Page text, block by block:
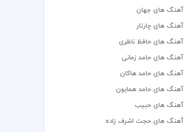
آهنگ های جهان
آهنگ های چارتار
آهنگ های حافظ ناظری
آهنگ های حامد زمانی
آهنگ های حامد هاکان
آهنگ های حامد همایون
آهنگ های حبیب
آهنگ های حجت اشرف زاده